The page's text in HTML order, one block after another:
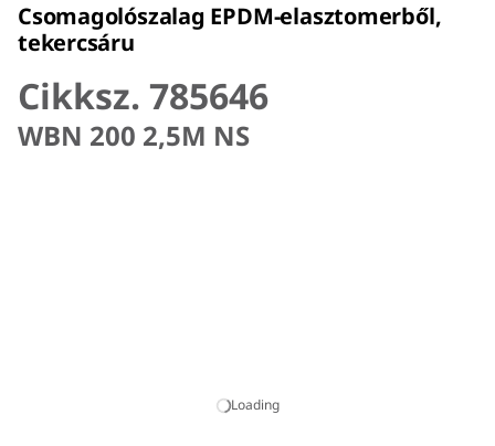
Csomagolószalag EPDM-elasztomerből,
tekercsáru
Cikksz. 785646
WBN 200 2,5M NS
Loading